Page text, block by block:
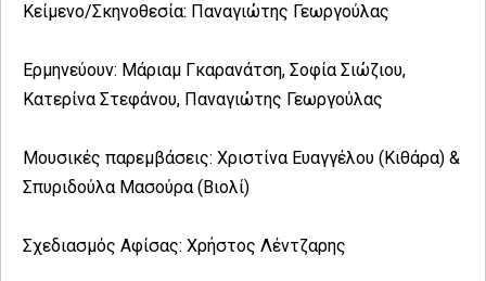
Κείμενο/Σκηνοθεσία: Παναγιώτης Γεωργούλας
Ερμηνεύουν: Μάριαμ Γκαρανάτση, Σοφία Σιώζιου,
Κατερίνα Στεφάνου, Παναγιώτης Γεωργούλας
Μουσικές παρεμβάσεις: Χριστίνα Ευαγγέλου (Κιθάρα) &
Σπυριδούλα Μασούρα (Βιολί)
Σχεδιασμός Αφίσας: Χρήστος Λέντζαρης